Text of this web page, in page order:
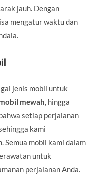
jauh. Dengan
mengatur waktu dan
jenis mobil untuk
mobil mewah , hingga
setiap perjalanan
kami
Semua mobil kami dalam
untuk
perjalanan Anda.